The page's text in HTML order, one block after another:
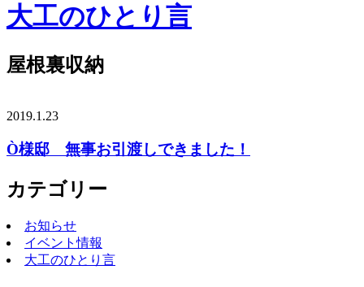
大工のひとり言
屋根裏収納
2019.1.23
Ò様邸 無事お引渡しできました！
カテゴリー
お知らせ
イベント情報
大工のひとり言